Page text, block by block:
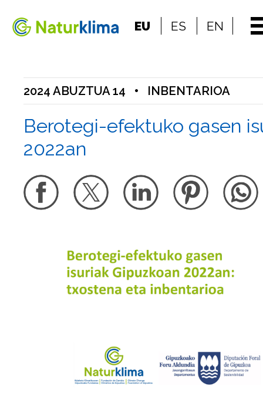
Edukietara jo
EU ES EN
2024 ABUZTUA 14 • INBENTARIOA
Berotegi-efektuko gasen
2022an